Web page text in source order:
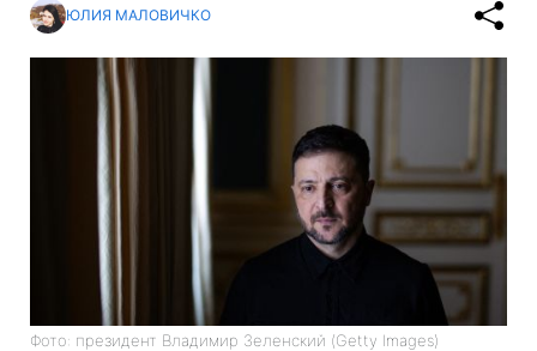
ЮЛИЯ МАЛОВИЧКО
Фото: президент Владимир Зеленский (Getty Images)